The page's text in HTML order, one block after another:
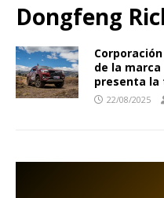
Dongfeng
de la
presenta la
22/08/2025